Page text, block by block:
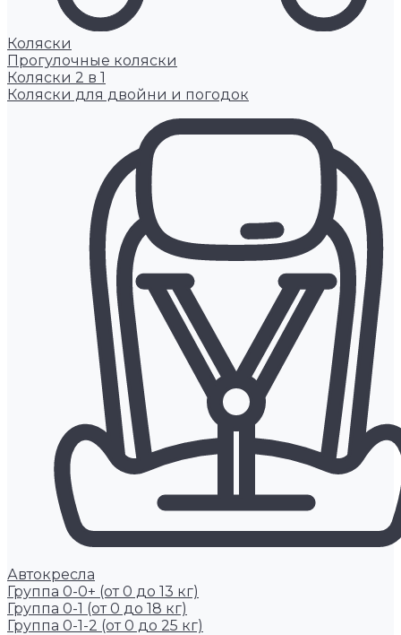
Коляски
Прогулочные коляски
Коляски 2 в 1
Коляски для двойни и погодок
Автокресла
Группа 0-0+ (от 0 до 13 кг)
Группа 0-1 (от 0 до 18 кг)
Группа 0-1-2 (от 0 до 25 кг)